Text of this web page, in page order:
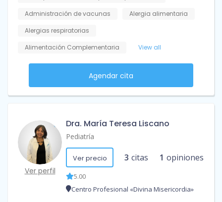
Administración de vacunas
Alergia alimentaria
Alergias respiratorias
Alimentación Complementaria
View all
Agendar cita
Ver perfil
Dra. María Teresa Liscano
Pediatría
Ver precio 3 citas 1 opiniones
5.00
Centro Profesional «Divina Misericordia»